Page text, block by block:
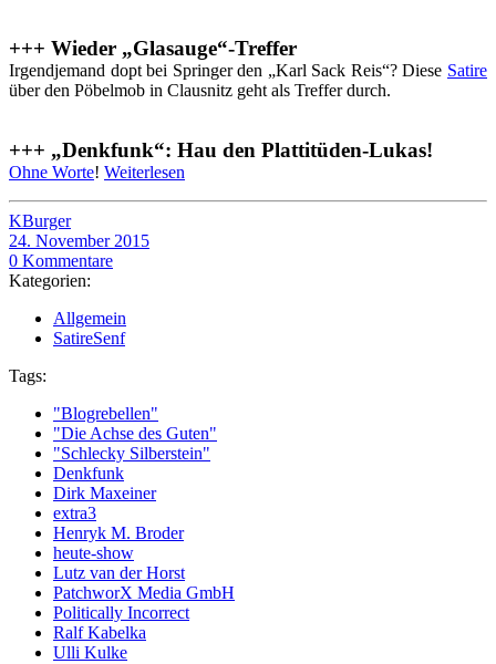
+++ Wieder „Glasauge“-Treffer
Irgendjemand dopt bei Springer den „Karl Sack Reis“? Diese Satire
über den Pöbelmob in Clausnitz geht als Treffer durch.
+++ „Denkfunk“: Hau den Plattitüden-Lukas!
Ohne Worte! Weiterlesen
KBurger
24. November 2015
0 Kommentare
Kategorien:
Allgemein
SatireSenf
Tags:
"Blogrebellen"
"Die Achse des Guten"
"Schlecky Silberstein"
Denkfunk
Dirk Maxeiner
extra3
Henryk M. Broder
heute-show
Lutz van der Horst
PatchworX Media GmbH
Politically Incorrect
Ralf Kabelka
Ulli Kulke